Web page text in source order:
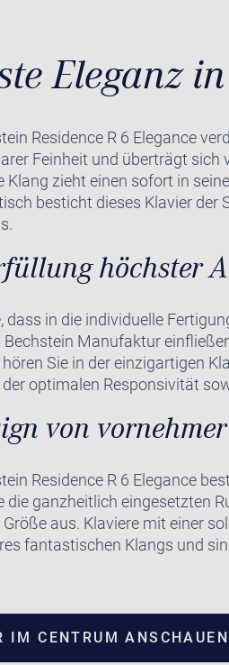
Eleganz
Residence R 6 Elegance
Feinheit und überträgt sich
Klang zieht einen sofort in
besticht dieses Klavier
höchster
dass in die individuelle
Bechstein Manufaktur
Sie in der einzigartigen
der optimalen Responsivität
von
Residence R 6 Elegance
die ganzheitlich eingesetzten
aus. Klaviere mit einer
fantastischen Klangs und
IM CENTRUM ANSCHAUEN